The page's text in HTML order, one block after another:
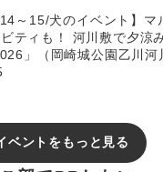
14～15/犬のイベント】マ
ティも！ 河川敷で夕涼
」（岡崎城公園乙川河
ベントをもっと見る